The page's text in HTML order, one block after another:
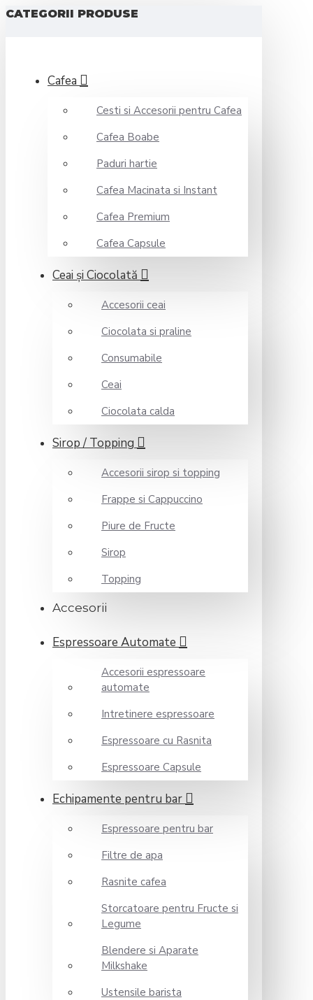
CATEGORII PRODUSE
Cafea
Cesti si Accesorii pentru Cafea
Cafea Boabe
Paduri hartie
Cafea Macinata si Instant
Cafea Premium
Cafea Capsule
Ceai şi Ciocolată
Accesorii ceai
Ciocolata si praline
Consumabile
Ceai
Ciocolata calda
Sirop / Topping
Accesorii sirop si topping
Frappe si Cappuccino
Piure de Fructe
Sirop
Topping
Accesorii
Espressoare Automate
Accesorii espressoare
automate
Intretinere espressoare
Espressoare cu Rasnita
Espressoare Capsule
Echipamente pentru bar
Espressoare pentru bar
Filtre de apa
Rasnite cafea
Storcatoare pentru Fructe si
Legume
Blendere si Aparate
Milkshake
Ustensile barista